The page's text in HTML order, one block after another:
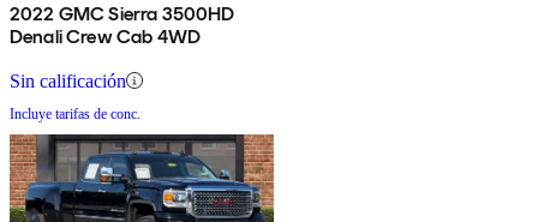
2022 GMC Sierra 3500HD
Denali Crew Cab 4WD
Sin calificación
Incluye tarifas de conc.